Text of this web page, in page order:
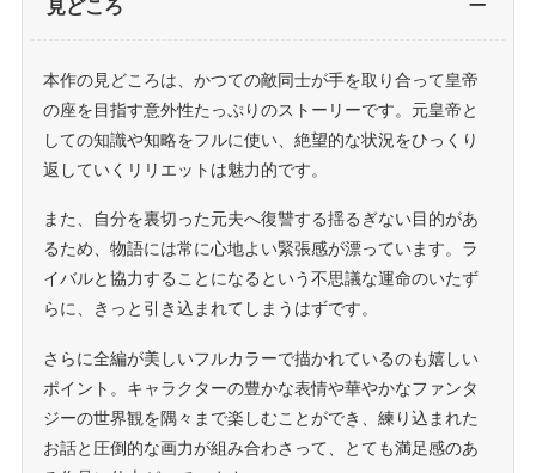
見どころ
本作の見どころは、かつての敵同士が手を取り合って皇帝
の座を目指す意外性たっぷりのストーリーです。元皇帝と
しての知識や知略をフルに使い、絶望的な状況をひっくり
返していくリリエットは魅力的です。
また、自分を裏切った元夫へ復讐する揺るぎない目的があ
るため、物語には常に心地よい緊張感が漂っています。ラ
イバルと協力することになるという不思議な運命のいたず
らに、きっと引き込まれてしまうはずです。
さらに全編が美しいフルカラーで描かれているのも嬉しい
ポイント。キャラクターの豊かな表情や華やかなファンタ
ジーの世界観を隅々まで楽しむことができ、練り込まれた
お話と圧倒的な画力が組み合わさって、とても満足感のあ